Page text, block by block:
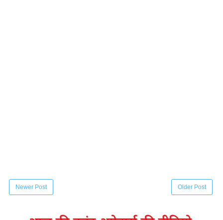
Newer Post Older Post